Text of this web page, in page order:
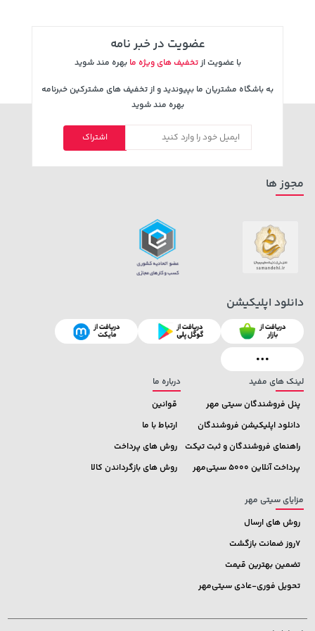
خرید
129,000 تومان
145,900
خرید 169,900 تومان
عضویت در خبر نامه
با عضویت ازتخفیف های ویژه ما بهره مند شوید
به باشگاه مشتریان ما بپیوندید و از تخفیف های مشترکین خبرنامه
بهره مند شوید
اشتراک
لینک های مفید
پنل فروشندگان سیتی مهر
دانلود اپلیکیشن فروشندگان
راهنمای فروشندگان و ثبت تیکت
پرداخت آنلاین 5000 سیتی‌مهر
درباره ما
قوانین
ارتباط با ما
روش های پرداخت
روش های بازگرداندن کالا
مزایای سیتی مهر
روش های ارسال
7روز ضمانت بازگشت
تضمین بهترین قیمت
تحویل فوری-عادی سیتی‌مهر
مجوز ها
دانلود اپلیکیشن